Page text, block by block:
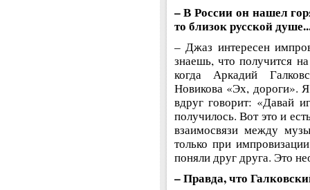
– В России он нашел
то близок русской
– Джаз интересен
знаешь, что получится
когда Аркадий
Новикова «Эх, дороги».
вдруг говорит: «Давай
получилось. Вот это и
взаимосвязи между
только при
поняли друг друга. Это
– Правда, что